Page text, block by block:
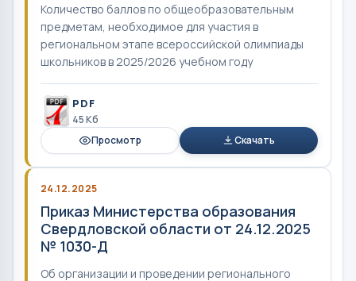
Количество баллов по общеобразовательным
предметам, необходимое для участия в
региональном этапе всероссийской олимпиады
школьников в 2025/2026 учебном году
PDF
45 Кб
Просмотр
Скачать
24.12.2025
Приказ Министерства образования
Свердловской области от 24.12.2025
№ 1030-Д
Об организации и проведении регионального